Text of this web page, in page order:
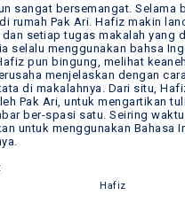
sangat bersemangat. Selama
rumah Pak Ari. Hafiz makin
setiap tugas makalah yang
selalu menggunakan bahsa
pun bingung, melihat
menjelaskan dengan
di makalahnya. Dari situ,
Pak Ari, untuk mengartikan
ber-spasi satu. Seiring
untuk menggunakan Bahasa
Hafiz